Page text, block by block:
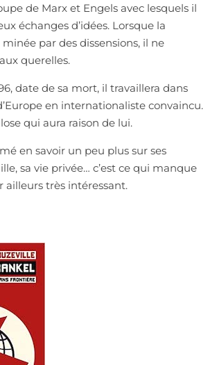
de Marx et Engels avec lesquels il
échanges d’idées. Lorsque la
par des dissensions, il ne
querelles.
date de sa mort, il travaillera dans
en internationaliste convaincu.
qui aura raison de lui.
en savoir un peu plus sur ses
sa vie privée… c’est ce qui manque
ailleurs très intéressant.